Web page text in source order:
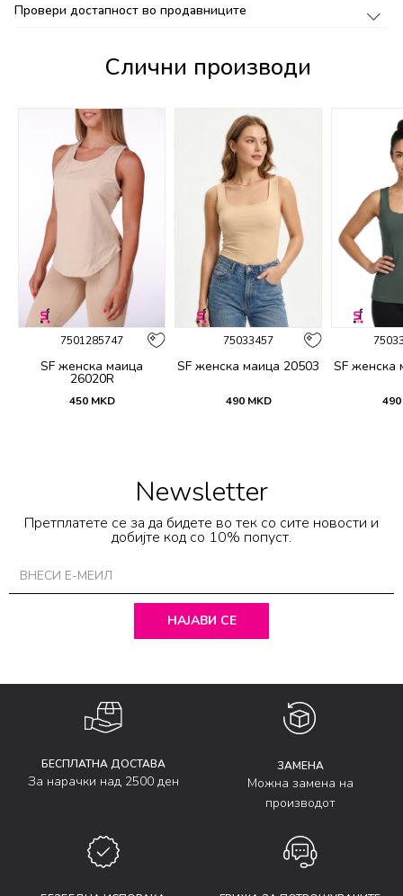
Провери достапност во продавниците
Слични производи
7501285747
SF женска маица
26020R
450 MKD
75033457
SF женска маица 20503
490 MKD
SF женска
490
Newsletter
Претплатете се за да бидете во тек со сите новости и
добијте код со 10% попуст.
НАЈАВИ СЕ
БЕСПЛАТНА ДОСТАВА
За нарачки над 2500 ден
ЗАМЕНА
Можна замена на
производот